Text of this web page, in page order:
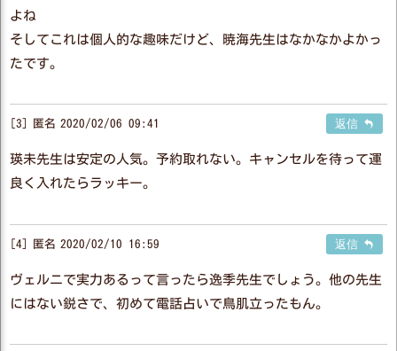
よね
そしてこれは個人的な趣味だけど、暁海先生はなかなかよかっ
たです。
3 匿名 2020/02/06 09:41 返信
瑛未先生は安定の人気。予約取れない。キャンセルを待って運
良く入れたらラッキー。
4 匿名 2020/02/10 16:59 返信
ヴェルニで実力あるって言ったら逸季先生でしょう。他の先生
にはない鋭さで、初めて電話占いで鳥肌立ったもん。